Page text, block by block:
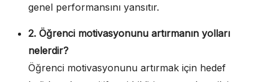
genel performansını yansıtır.
2. Öğrenci motivasyonunu artırmanın yolları
nelerdir?
Öğrenci motivasyonunu artırmak için hedef